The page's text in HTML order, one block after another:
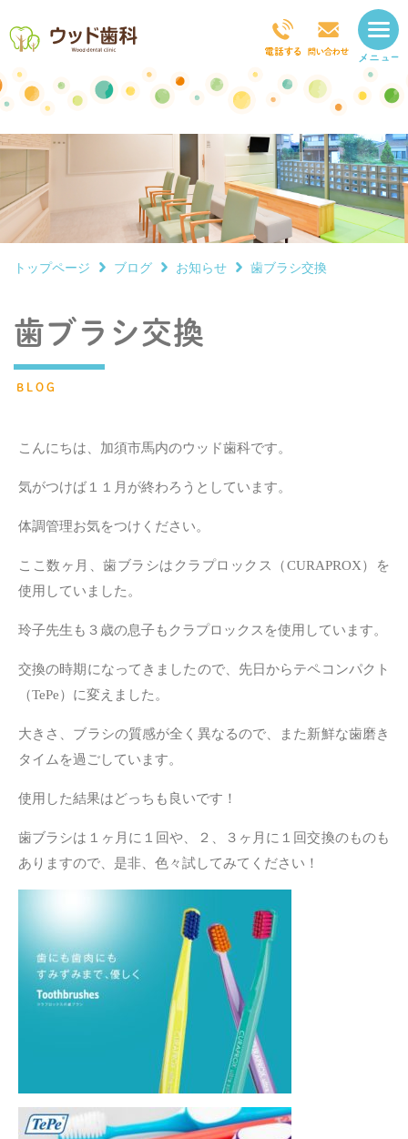
トップページ ブログ お知らせ 歯ブラシ交換
歯ブラシ交換
BLOG
こんにちは、加須市馬内のウッド歯科です。
気がつけば１１月が終わろうとしています。
体調管理お気をつけください。
ここ数ヶ月、歯ブラシはクラプロックス（CURAPROX）
を
使用していました。
玲子先生も３歳の息子もクラプロックスを使用しています。
交換の時期になってきましたので、先日からテペコンパクト
（TePe）に変えました。
大きさ、ブラシの質感が全く異なるので、また新鮮な歯磨き
タイムを過ごしています。
使用した結果はどっちも良いです！
歯ブラシは１ヶ月に１回や、２、３ヶ月に１回交換のものも
ありますので、是非、色々試してみてください！